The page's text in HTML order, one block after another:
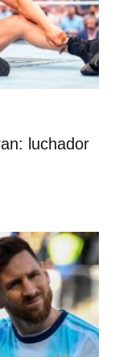
luchador